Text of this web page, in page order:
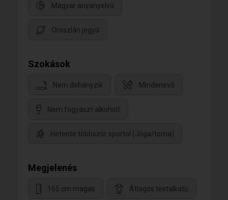
Magyar anyanyelvű
Oroszlán jegyű
Szokások
Nem dohányzik Mindenevő
Nem fogyaszt alkoholt
Hetente többször sportol (Jóga/torna)
Megjelenés
165 cm magas Átlagos testalkatú